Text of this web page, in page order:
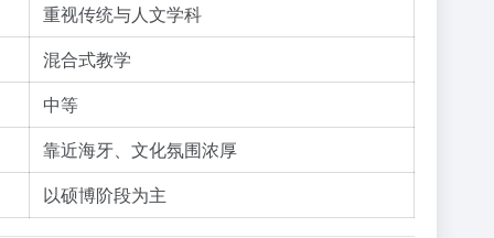
重视传统与人文学科
混合式教学
中等
靠近海牙、文化氛围浓厚
以硕博阶段为主